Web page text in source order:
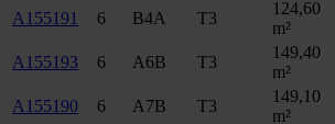
A155191
6 B4A T3
124,60
m²
A155193
6 A6B T3
149,40
m²
A155190
6 A7B T3
149,10
m²